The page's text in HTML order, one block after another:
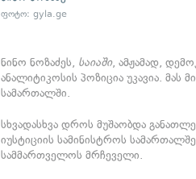
ფოტო: gyla.ge
ნინო ნოზაძეს, საიაში, ამჟამად,
ანალიტიკოსის პოზიცია უკავია. მას
სამართალში.
სხვადასხვა დროს მუშაობდა
იუსტიციის სამინისტროს
სამმართველოს მრჩეველი.